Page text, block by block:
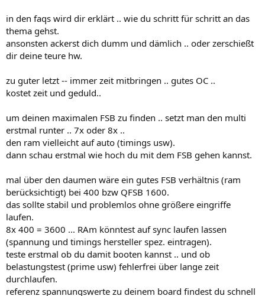
in den faqs wird dir erklärt .. wie du schritt für schritt an das
thema gehst.
ansonsten ackerst dich dumm und dämlich .. oder zerschießt
dir deine teure hw.
zu guter letzt -- immer zeit mitbringen .. gutes OC ..
kostet zeit und geduld..
um deinen maximalen FSB zu finden .. setzt man den multi
erstmal runter .. 7x oder 8x ..
den ram vielleicht auf auto (timings usw).
dann schau erstmal wie hoch du mit dem FSB gehen kannst.
mal über den daumen wäre ein gutes FSB verhältnis (ram
berücksichtigt) bei 400 bzw QFSB 1600.
das sollte stabil und problemlos ohne größere eingriffe
laufen.
8x 400 = 3600 ... RAm könntest auf sync laufen lassen
(spannung und timings hersteller spez. eintragen).
teste erstmal ob du damit booten kannst .. und ob
belastungstest (prime usw) fehlerfrei über lange zeit
durchlaufen.
referenz spannungswerte zu deinem board findest du schnell